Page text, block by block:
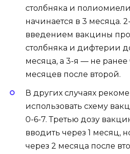
столбняка и
начинается в 3 месяца.
введением вакцины
столбняка и дифтерии
месяца, а 3-я — не ранее
месяцев после второй.
В других случаях
использовать схему
0-6-7. Третью дозу
вводить через 1 месяц,
через 2 месяца после